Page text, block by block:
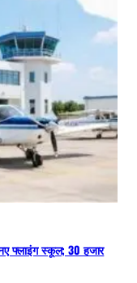
फ्लाइंग स्कूल; 30 हजार